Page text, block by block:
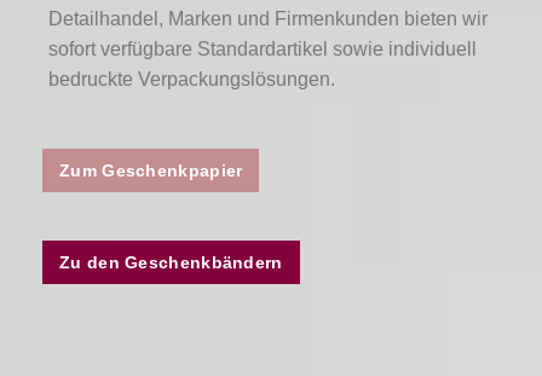
Detailhandel, Marken und Firmenkunden bieten wir
sofort verfügbare Standardartikel sowie individuell
bedruckte Verpackungslösungen.
Zum Geschenkpapier
Zu den Geschenkbändern